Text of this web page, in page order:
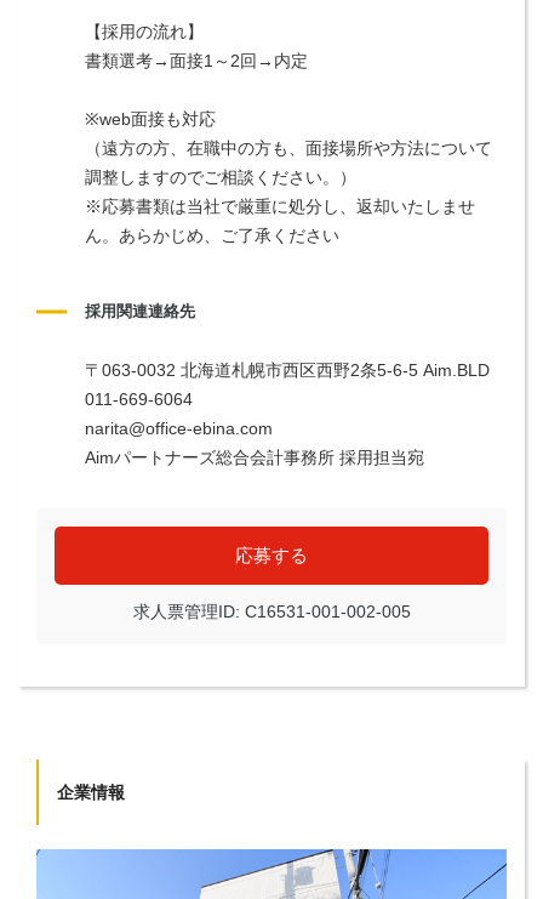
【採用の流れ】
書類選考→面接1～2回→内定
※web面接も対応
（遠方の方、在職中の方も、面接場所や方法について
調整しますのでご相談ください。）
※応募書類は当社で厳重に処分し、返却いたしませ
ん。あらかじめ、ご了承ください
採用関連連絡先
〒063-0032 北海道札幌市西区西野2条5-6-5 Aim.BLD
011-669-6064
narita@office-ebina.com
Aimパートナーズ総合会計事務所 採用担当宛
応募する
求人票管理ID: C16531-001-002-005
企業情報